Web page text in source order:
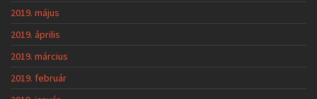
2019. május
2019. április
2019. március
2019. február